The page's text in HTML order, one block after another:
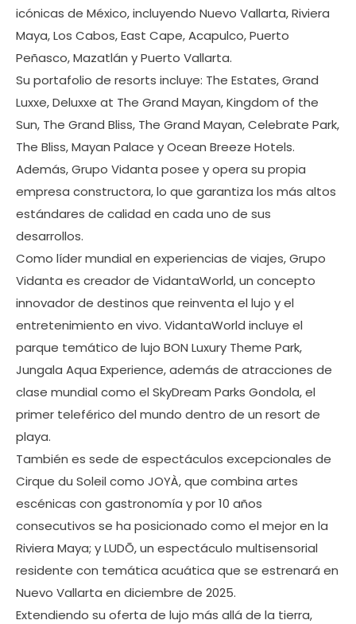
icónicas de México, incluyendo Nuevo Vallarta, Riviera
Maya, Los Cabos, East Cape, Acapulco, Puerto
Peñasco, Mazatlán y Puerto Vallarta.
Su portafolio de resorts incluye: The Estates, Grand
Luxxe, Deluxxe at The Grand Mayan, Kingdom of the
Sun, The Grand Bliss, The Grand Mayan, Celebrate Park,
The Bliss, Mayan Palace y Ocean Breeze Hotels.
Además, Grupo Vidanta posee y opera su propia
empresa constructora, lo que garantiza los más altos
estándares de calidad en cada uno de sus
desarrollos.
Como líder mundial en experiencias de viajes, Grupo
Vidanta es creador de VidantaWorld, un concepto
innovador de destinos que reinventa el lujo y el
entretenimiento en vivo. VidantaWorld incluye el
parque temático de lujo BON Luxury Theme Park,
Jungala Aqua Experience, además de atracciones de
clase mundial como el SkyDream Parks Gondola, el
primer teleférico del mundo dentro de un resort de
playa.
También es sede de espectáculos excepcionales de
Cirque du Soleil como JOYÀ, que combina artes
escénicas con gastronomía y por 10 años
consecutivos se ha posicionado como el mejor en la
Riviera Maya; y LUDŌ, un espectáculo multisensorial
residente con temática acuática que se estrenará en
Nuevo Vallarta en diciembre de 2025.
Extendiendo su oferta de lujo más allá de la tierra,